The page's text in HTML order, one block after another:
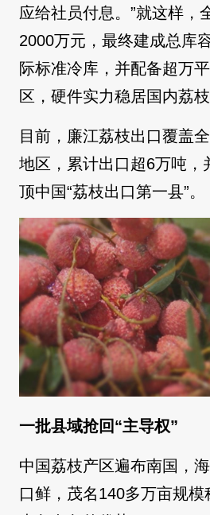
应给社员付息。”就这样，
2000万元，最终建成总库
际标准冷库，并配备超万
区，硬件实力稳居国内荔
目前，廉江荔枝出口覆盖
地区，累计出口超6万吨，
顶中国“荔枝出口第一县”。
一批县域抢回“主导权”
中国荔枝产区遍布南国，
口鲜，茂名140多万亩规